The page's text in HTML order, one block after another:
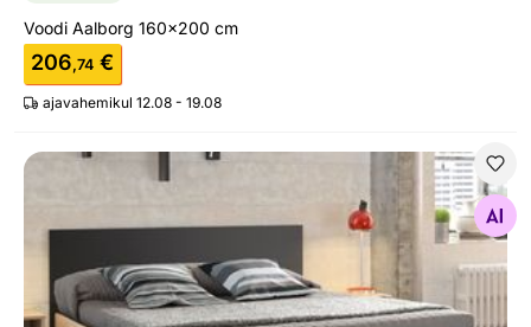
Voodi Aalborg 160x200 cm
206,74 €
ajavahemikul 12.08 - 19.08
Voodi Duplex 120x200 cm
Otsi sarnaseid